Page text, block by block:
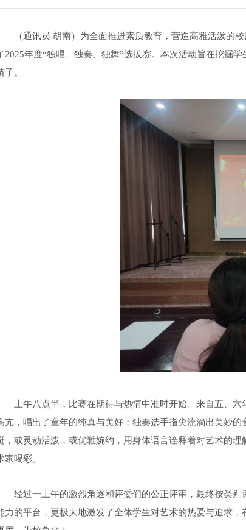
（通讯员 胡南）为全面推进素质教育，营造高雅活泼的
2025年度“独唱、独奏、独舞”选拔赛。本次活动旨在挖掘
子。
上午八点半，比赛在期待与热情中准时开始。来自五、
亢，唱出了童年的纯真与美好；独奏选手指尖流淌出美妙
，或灵动活泼，或优雅婉约，用身体语言诠释着对艺术的
家喝彩。
经过一上午的激烈角逐和评委们的公正评审，最终按类
力的平台，更极大地激发了全体学生对艺术的热爱与追求